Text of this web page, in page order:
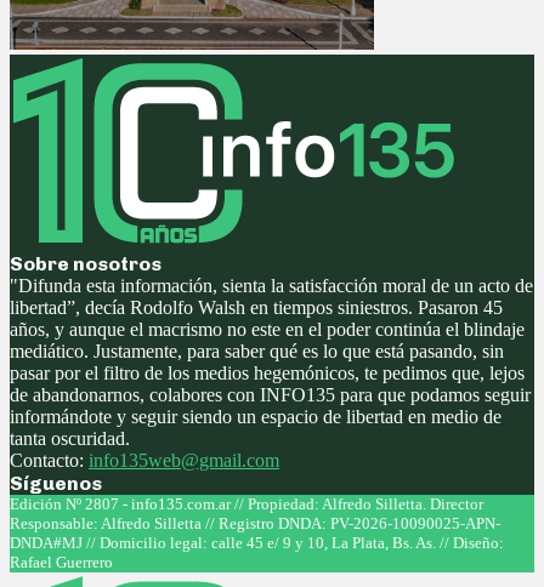
Sobre nosotros
"Difunda esta información, sienta la satisfacción moral de un acto de
libertad”, decía Rodolfo Walsh en tiempos siniestros. Pasaron 45
años, y aunque el macrismo no este en el poder continúa el blindaje
mediático. Justamente, para saber qué es lo que está pasando, sin
pasar por el filtro de los medios hegemónicos, te pedimos que, lejos
de abandonarnos, colabores con INFO135 para que podamos seguir
informándote y seguir siendo un espacio de libertad en medio de
tanta oscuridad.
Contacto: info135web@gmail.com
Síguenos
Facebook
Twitter
Instagram
Youtube
Edición Nº 2807 - info135.com.ar // Propiedad: Alfredo Silletta. Director
Responsable: Alfredo Silletta // Registro DNDA: PV-2026-10090025-APN-
DNDA#MJ // Domicilio legal: calle 45 e/ 9 y 10, La Plata, Bs. As. // Diseño:
Rafael Guerrero